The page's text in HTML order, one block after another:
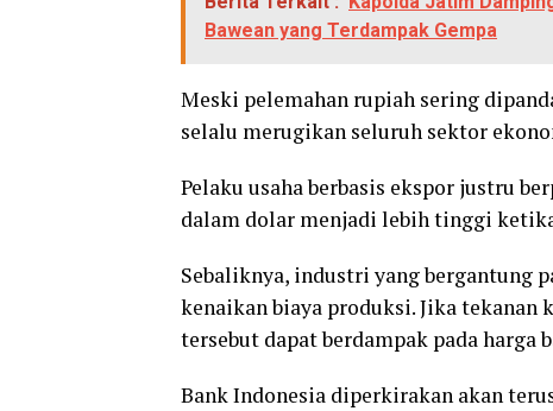
Bawean yang Terdampak Gempa
Meski pelemahan rupiah sering
selalu merugikan seluruh sektor
Pelaku usaha berbasis ekspor justru
dalam dolar menjadi lebih tinggi
Sebaliknya, industri yang bergantung
kenaikan biaya produksi. Jika tekanan
tersebut dapat berdampak pada
Bank Indonesia diperkirakan akan